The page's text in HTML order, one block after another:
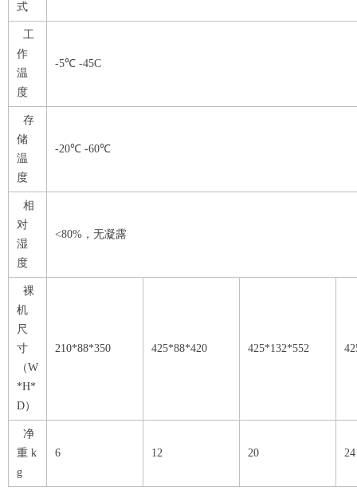
式
工
作
温
度
-5℃ -45C
存
储
温
度
-20℃ -60℃
相
对
湿
度
<80%，无凝露
裸
机
尺
寸
（W
*H*
D）
210*88*350 425*88*420 425*132*552
净
重 k
g
6 12 20 24